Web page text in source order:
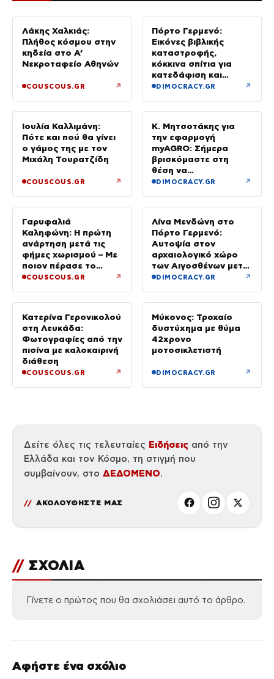
Λάκης Χαλκιάς:
Πλήθος κόσμου στην
κηδεία στο Α’
Νεκροταφείο Αθηνών
COUSCOUS.GR ↗
Πόρτο Γερμενό:
Εικόνες βιβλικής
καταστροφής,
κόκκινα σπίτια για
κατεδάφιση και
άνθρωποι χωρίς
DIMOCRACY.GR ↗
Ιουλία Καλλιμάνη:
Πότε και πού θα γίνει
ο γάμος της με τον
Μιχάλη Τουρατζίδη
COUSCOUS.GR ↗
Κ. Μητσοτάκης για
την εφαρμογή
myAGRO: Σήμερα
βρισκόμαστε στη
θέση να
αισθανόμαστε
DIMOCRACY.GR ↗
Γαρυφαλιά
Καληφώνη: Η πρώτη
ανάρτηση μετά τις
φήμες χωρισμού – Με
ποιον πέρασε το
τελευταίο βράδυ των
COUSCOUS.GR ↗
Λίνα Μενδώνη στο
Πόρτο Γερμενό:
Αυτοψία στον
αρχαιολογικό χώρο
των Αιγοσθένων μετά
τη μεγάλη φωτιά
DIMOCRACY.GR ↗
Κατερίνα Γερονικολού
στη Λευκάδα:
Φωτογραφίες από την
πισίνα με καλοκαιρινή
διάθεση
COUSCOUS.GR ↗
Μύκονος: Τροχαίο
δυστύχημα με θύμα
42χρονο
μοτοσικλετιστή
DIMOCRACY.GR ↗
Δείτε όλες τις τελευταίες Ειδήσεις από την
Ελλάδα και τον Κόσμο, τη στιγμή που
συμβαίνουν, στο ΔΕΔΟΜΕΝΟ.
ΑΚΟΛΟΥΘΗΣΤΕ ΜΑΣ
// ΣΧΟΛΙΑ
Γίνετε ο πρώτος που θα σχολιάσει αυτό το άρθρο.
Αφήστε ένα σχόλιο